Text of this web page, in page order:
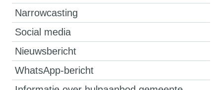
Narrowcasting
Social media
Nieuwsbericht
WhatsApp-bericht